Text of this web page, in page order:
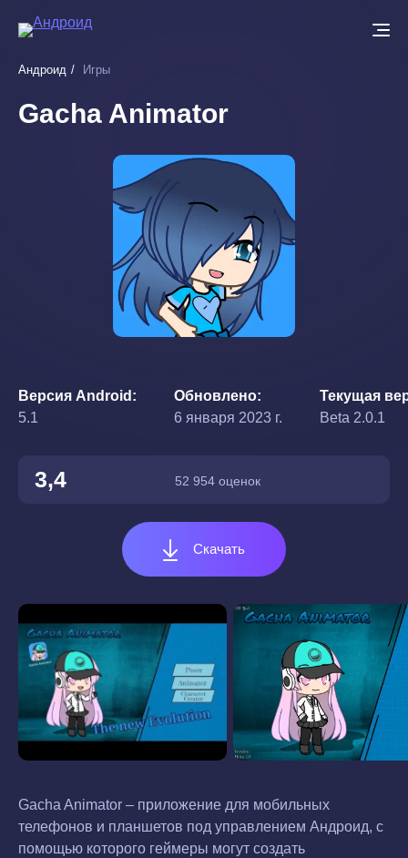
основному
Андроид Игры
Gacha Animator
Версия Android
5.1
Обновлено
6 января 2023 г.
Текущая
Beta 2.0.1
3,4 52 954 оценок
Скачать
Gacha Animator – приложение для мобильных
телефонов и планшетов под управлением Андроид, с
помощью которого геймеры могут создать